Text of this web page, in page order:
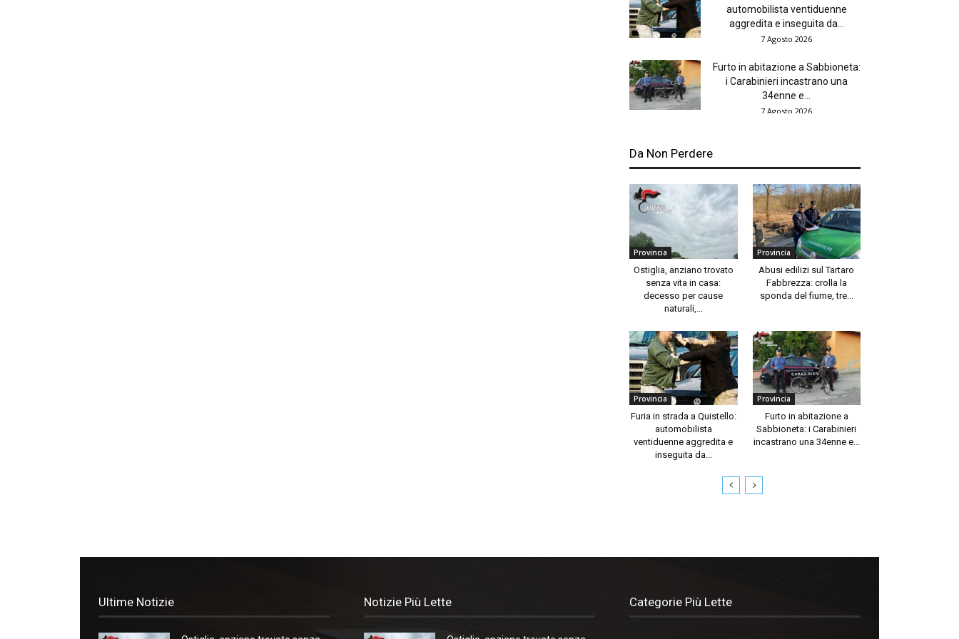
automobilista ventiduenne
aggredita e inseguita da...
7 Agosto 2026
Furto in abitazione a Sabbioneta:
i Carabinieri incastrano una
34enne e...
7 Agosto 2026
Da Non Perdere
Provincia
Ostiglia, anziano trovato
senza vita in casa:
decesso per cause
naturali,...
Provincia
Abusi edilizi sul Tartaro
Fabbrezza: crolla la
sponda del fiume, tre...
Provincia
Furia in strada a Quistello:
automobilista
ventiduenne aggredita e
inseguita da...
Provincia
Furto in abitazione a
Sabbioneta: i Carabinieri
incastrano una 34enne e...
Ultime Notizie Notizie Più Lette Categorie Più Lette